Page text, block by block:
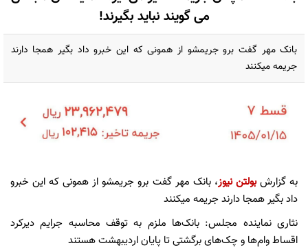
می گویند نباید بگیرند!
بانک مهر گفت برو جریمشو از همونی که این خبرو داد بگیر همجا دارند
جریمه میکنند
به گزارشبولتن نیوز، بانک مهر گفت برو جریمشو از همونی که این خبرو
داد بگیر همجا دارند جریمه میکنند
نثاری نماینده مجلس: بانک‌ها ملزم به توقف محاسبه جرایم دیرکرد
اقساط وام‌ها‌ و چک‌های برگشتی تا پایان اردیبهشت هستند